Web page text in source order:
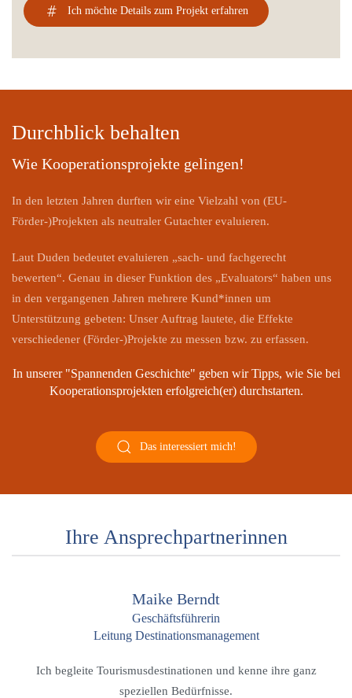
Ich möchte Details zum Projekt erfahren
Durchblick behalten
Wie Kooperationsprojekte gelingen!
In den letzten Jahren durften wir eine Vielzahl von (EU-
Förder-)Projekten als neutraler Gutachter evaluieren.
Laut Duden bedeutet evaluieren „sach- und fachgerecht
bewerten“. Genau in dieser Funktion des „Evaluators“ haben uns
in den vergangenen Jahren mehrere Kund*innen um
Unterstützung gebeten: Unser Auftrag lautete, die Effekte
verschiedener (Förder-)Projekte zu messen bzw. zu erfassen.
In unserer "Spannenden Geschichte" geben wir Tipps, wie Sie bei
Kooperationsprojekten erfolgreich(er) durchstarten.
Das interessiert mich!
Ihre Ansprechpartnerinnen
Maike Berndt
Geschäftsführerin
Leitung Destinationsmanagement
Ich begleite Tourismusdestinationen und kenne ihre ganz
speziellen Bedürfnisse.